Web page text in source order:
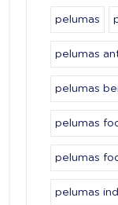
pelumas
pelumas
pelumas
pelumas
pelumas
pelumas